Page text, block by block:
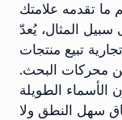
تقدمه علامتك
سبيل المثال، يُعدّ
تبيع منتجات
محركات البحث.
الأسماء الطويلة
سهل النطق ولا